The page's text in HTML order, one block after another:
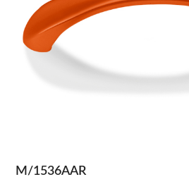
M/1536AAR